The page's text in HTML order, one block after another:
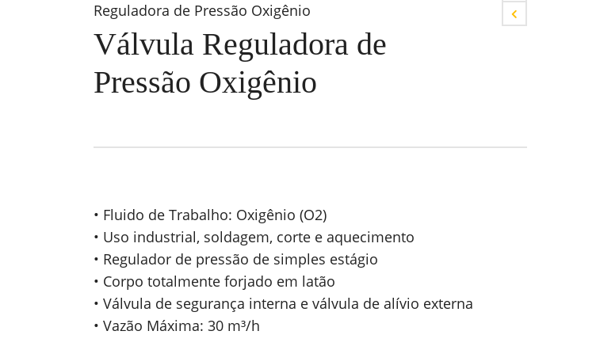
Reguladora de Pressão Oxigênio
Válvula Reguladora de
Pressão Oxigênio
• Fluido de Trabalho: Oxigênio (O2)
• Uso industrial, soldagem, corte e aquecimento
• Regulador de pressão de simples estágio
• Corpo totalmente forjado em latão
• Válvula de segurança interna e válvula de alívio externa
• Vazão Máxima: 30 m³/h